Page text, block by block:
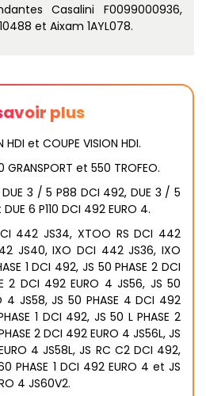
Casalini F0099000936,
et Aixam 1AYL078.
plus
et COUPE VISION HDI.
GRANSPORT et 550 TROFEO.
3 / 5 P88 DCI 492, DUE 3 / 5
6 P110 DCI 492 EURO 4.
442 JS34, XTOO RS DCI 442
JS40, IXO DCI 442 JS36, IXO
1 DCI 492, JS 50 PHASE 2 DCI
2 DCI 492 EURO 4 JS56, JS 50
4 JS58, JS 50 PHASE 4 DCI 492
1 DCI 492, JS 50 L PHASE 2
2 DCI 492 EURO 4 JS56L, JS
4 JS58L, JS RC C2 DCI 492,
PHASE 1 DCI 492 EURO 4 et JS
4 JS60V2.